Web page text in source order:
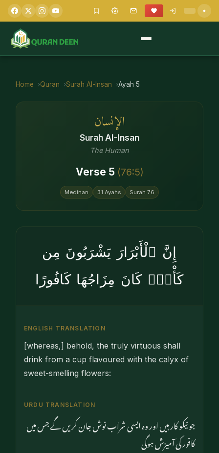
Home Quran Surah Al-Insan Ayah 5
الإنسان
Surah Al-Insan
The Human
Verse 5 (76:5)
Medinan 31 Ayahs Surah 76
إِنَّ ٱلْأَبْرَارَ يَشْرَبُونَ مِن
كَأْسٍۢ كَانَ مِزَاجُهَا كَافُورًا
ENGLISH TRANSLATION
[whereas,] behold, the truly virtuous shall
drink from a cup flavoured with the calyx of
sweet-smelling flowers:
URDU TRANSLATION
جو نیکو کار ہیں اور وہ ایسی شراب نوش جان کریں گے جس میں
کافور کی آمیزش ہوگی